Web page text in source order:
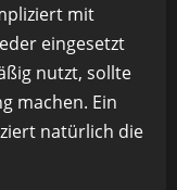
mit
eingesetzt
nutzt, sollte
machen. Ein
natürlich die